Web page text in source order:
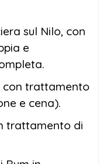
sul Nilo, con
e
con trattamento
e cena).
trattamento di